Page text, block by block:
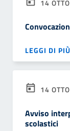
14
LEGGI DI PIÙ
14
Avviso
scolastici